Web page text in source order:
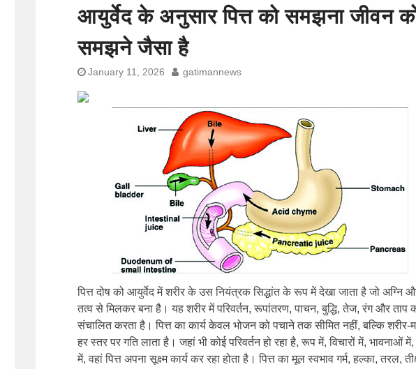
आयुर्वेद के अनुसार पित्त को समझना जीवन
समझने जैसा है
January 11, 2026 gatimannews
पित्त दोष को आयुर्वेद में शरीर के उस नियंत्रक सिद्धांत के रूप में देखा जाता है जो अग्नि
तत्व से मिलकर बना है। यह शरीर में परिवर्तन, रूपांतरण, पाचन, बुद्धि, तेज, रंग और ताप
संचालित करता है। पित्त का कार्य केवल भोजन को पचाने तक सीमित नहीं, बल्कि
हर स्तर पर गति लाता है। जहां भी कोई परिवर्तन हो रहा है, रूप में, विचारों में, भावनाओं में,
में, वहां पित्त अपना सूक्ष्म कार्य कर रहा होता है। पित्त का मूल स्वभाव गर्म, हल्का, तरल,